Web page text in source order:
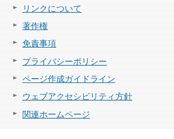
リンクについて
著作権
免責事項
プライバシーポリシー
ページ作成ガイドライン
ウェブアクセシビリティ方針
関連ホームページ